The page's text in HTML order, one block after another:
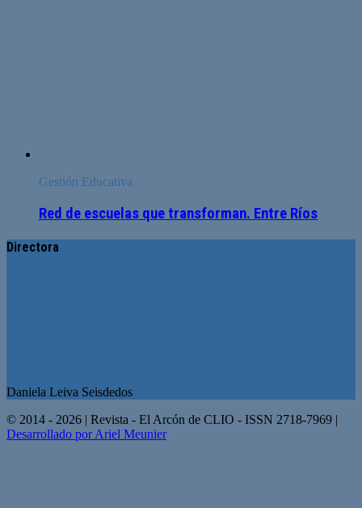
Gestión Educativa
Red de escuelas que transforman. Entre Ríos
Directora
Daniela Leiva Seisdedos
© 2014 - 2026 | Revista - El Arcón de CLIO - ISSN 2718-7969 |
Desarrollado por Ariel Meunier